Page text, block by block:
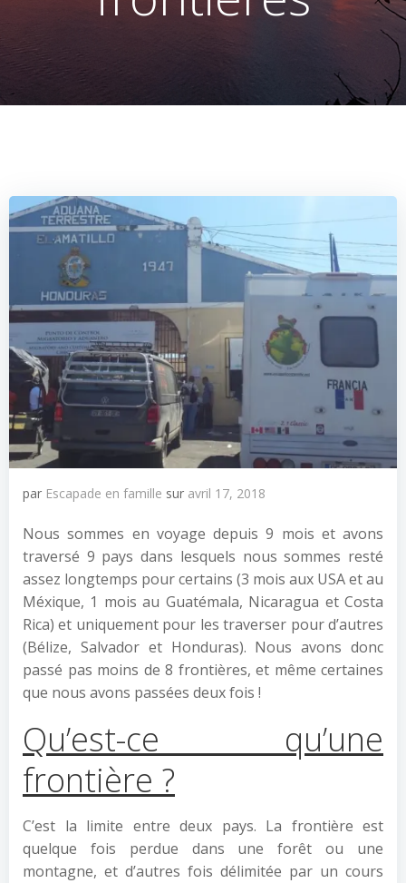
par Escapade en famille sur avril 17, 2018
Nous sommes en voyage depuis 9 mois et avons
traversé 9 pays dans lesquels nous sommes resté
assez longtemps pour certains (3 mois aux USA et au
Méxique, 1 mois au Guatémala, Nicaragua et Costa
Rica) et uniquement pour les traverser pour d’autres
(Bélize, Salvador et Honduras). Nous avons donc
passé pas moins de 8 frontières, et même certaines
que nous avons passées deux fois !
Qu’est-ce qu’une
frontière ?
C’est la limite entre deux pays. La frontière est
quelque fois perdue dans une forêt ou une
montagne, et d’autres fois délimitée par un cours